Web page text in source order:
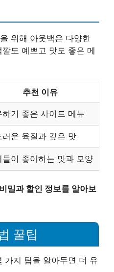
위해 아웃백은 다양한
도 예쁘고 맛도 좋은 메
추천 이유
하기 좋은 사이드 메뉴
러운 육질과 깊은 맛
들이 좋아하는 맛과 모양
밀과 할인 정보를 알아보
꿀팁
가지 팁을 알아두면 더 유